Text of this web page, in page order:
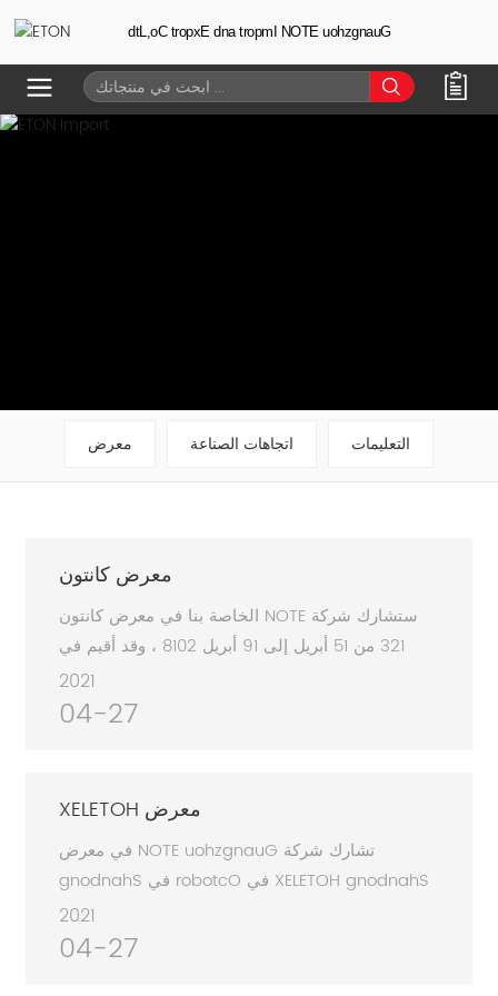
Guangzhou ETON Import and Export Co,Ltd
معرض اتجاهات الصناعة التعليمات
معرض كانتون
ستشارك شركة ETON الخاصة بنا في معرض كانتون
123 من 15 أبريل إلى 19 أبريل 2018 ، وقد أقيم في
مركز معارض كانتون قوانغتشو بازو إكسبو ، رقم كشكنا
رقم 1.1B09-B10. منتجنا!
2021
04-27
معرض HOTELEX
تشارك شركة Guangzhou ETON في معرض
Shandong HOTELEX في Octobor في Shandong
، الصين ،
2021
04-27